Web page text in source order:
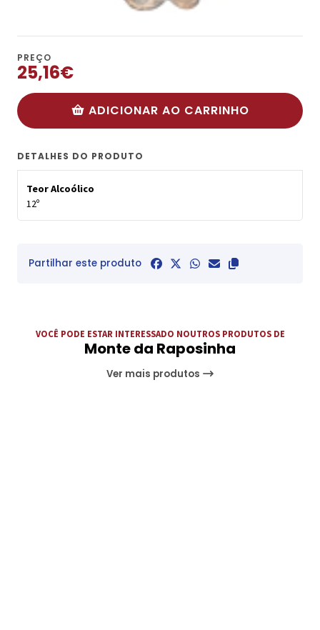
PREÇO
25,16€
ADICIONAR AO CARRINHO
DETALHES DO PRODUTO
Teor Alcoólico
12º
Partilhar este produto
VOCÊ PODE ESTAR INTERESSADO NOUTROS PRODUTOS DE
Monte da Raposinha
Ver mais produtos